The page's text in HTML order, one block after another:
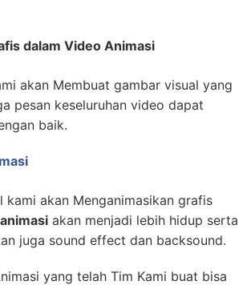
dalam Video Animasi
akan Membuat gambar visual yang
pesan keseluruhan video dapat
baik.
kami akan Menganimasikan grafis
akan menjadi lebih hidup serta
juga sound effect dan backsound.
yang telah Tim Kami buat bisa